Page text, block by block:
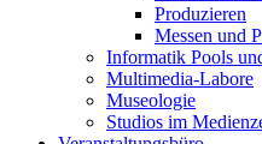
Produzieren
Messen und
Informatik Pools
Multimedia-Labore
Museologie
Studios im